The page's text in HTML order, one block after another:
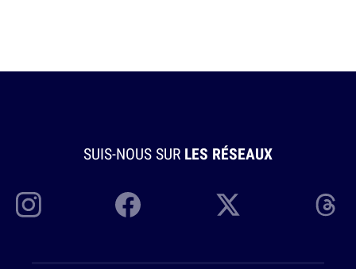
SUIS-NOUS SUR LES RÉSEAUX